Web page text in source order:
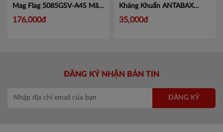
Mag Flag 5085GSV-A4S Mã
KJ5085
176,000đ
Kháng Khuẩn ANTABAX
PROTECT - Bảo Vệ
35,000đ
ĐĂNG KÝ NHẬN BẢN TIN
ĐĂNG KÝ